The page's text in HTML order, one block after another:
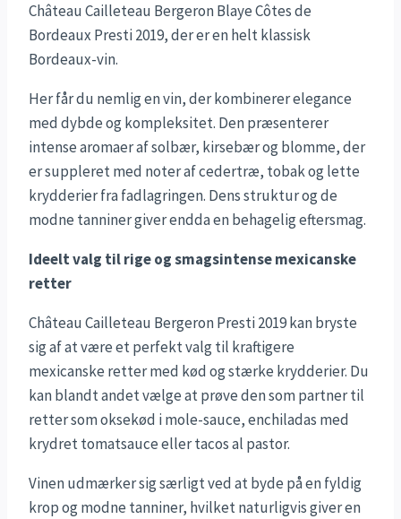
Château Cailleteau Bergeron Blaye Côtes de
Bordeaux Presti 2019, der er en helt klassisk
Bordeaux-vin.
Her får du nemlig en vin, der kombinerer elegance
med dybde og kompleksitet. Den præsenterer
intense aromaer af solbær, kirsebær og blomme, der
er suppleret med noter af cedertræ, tobak og lette
krydderier fra fadlagringen. Dens struktur og de
modne tanniner giver endda en behagelig eftersmag.
Ideelt valg til rige og smagsintense mexicanske
retter
Château Cailleteau Bergeron Presti 2019 kan bryste
sig af at være et perfekt valg til kraftigere
mexicanske retter med kød og stærke krydderier. Du
kan blandt andet vælge at prøve den som partner til
retter som oksekød i mole-sauce, enchiladas med
krydret tomatsauce eller tacos al pastor.
Vinen udmærker sig særligt ved at byde på en fyldig
krop og modne tanniner, hvilket naturligvis giver en